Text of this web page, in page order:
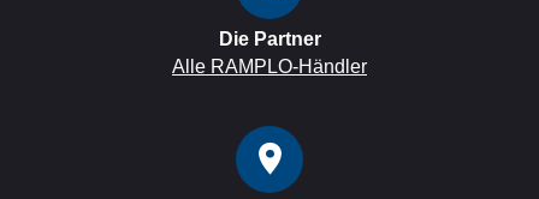
Die Partner
Alle RAMPLO-Händler